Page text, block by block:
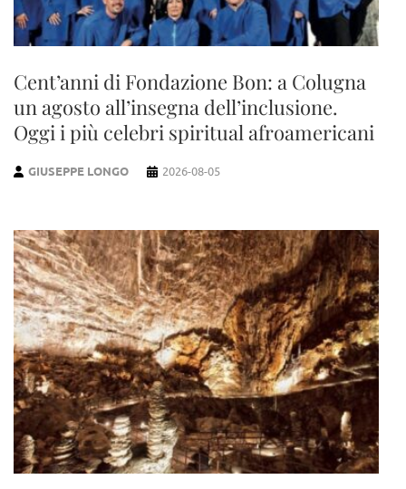
Cent’anni di Fondazione Bon: a Colugna
un agosto all’insegna dell’inclusione.
Oggi i più celebri spiritual afroamericani
GIUSEPPE LONGO 2026-08-05